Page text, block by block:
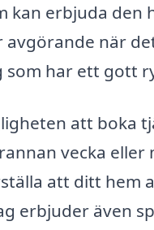
erbjuda den
när
har ett gott
att boka
vecka
att ditt hem
erbjuder även